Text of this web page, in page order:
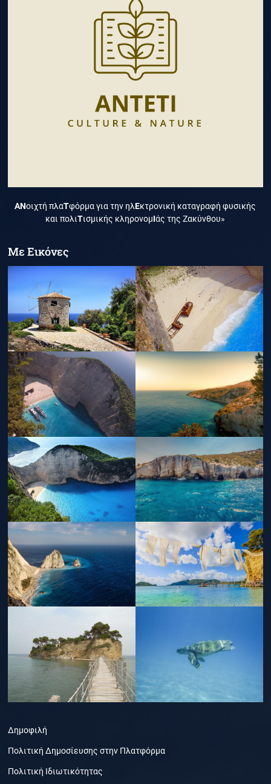
ΑΝοιχτή πλαΤφόρμα για την ηλΕκτρονική καταγραφή φυσικής
και πολιΤισμικής κληρονομΙάς της Ζακύνθου»
Με Εικόνες
Δημοφιλή
Πολιτική Δημοσίευσης στην Πλατφόρμα
Πολιτική Ιδιωτικότητας